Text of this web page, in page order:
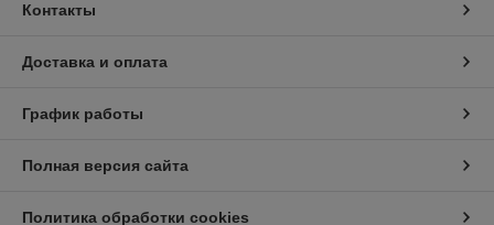
Контакты
Доставка и оплата
График работы
Полная версия сайта
Политика обработки cookies